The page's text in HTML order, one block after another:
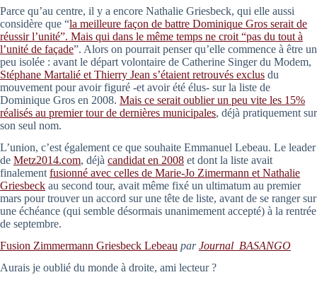
Parce qu’au centre, il y a encore Nathalie Griesbeck, qui elle aussi
considère que “la meilleure façon de battre Dominique Gros serait de
réussir l’unité”. Mais qui dans le même temps ne croit “pas du tout à
l’unité de façade”. Alors on pourrait penser qu’elle commence à être un
peu isolée : avant le départ volontaire de Catherine Singer du Modem,
Stéphane Martalié et Thierry Jean s’étaient retrouvés exclus du
mouvement pour avoir figuré -et avoir été élus- sur la liste de
Dominique Gros en 2008. Mais ce serait oublier un peu vite les 15%
réalisés au premier tour de dernières municipales, déjà pratiquement sur
son seul nom.
L’union, c’est également ce que souhaite Emmanuel Lebeau. Le leader
de Metz2014.com, déjà candidat en 2008 et dont la liste avait
finalement fusionné avec celles de Marie-Jo Zimermann et Nathalie
Griesbeck au second tour, avait même fixé un ultimatum au premier
mars pour trouver un accord sur une tête de liste, avant de se ranger sur
une échéance (qui semble désormais unanimement accepté) à la rentrée
de septembre.
Fusion Zimmermann Griesbeck Lebeau parJournal_BASANGO
Aurais je oublié du monde à droite, ami lecteur ?